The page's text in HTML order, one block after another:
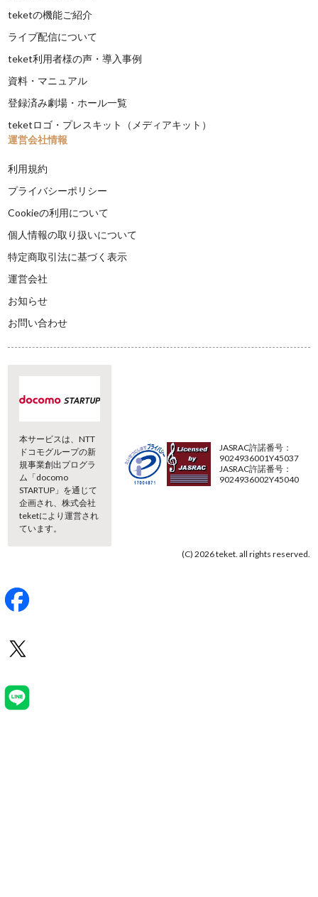
teketの機能ご紹介
ライブ配信について
teket利用者様の声・導入事例
資料・マニュアル
登録済み劇場・ホール一覧
teketロゴ・プレスキット（メディアキット）
運営会社情報
利用規約
プライバシーポリシー
Cookieの利用について
個人情報の取り扱いについて
特定商取引法に基づく表示
運営会社
お知らせ
お問い合わせ
本サービスは、NTT
ドコモグループの新
規事業創出プログラ
ム「docomo
STARTUP」を通じて
企画され、株式会社
teketにより運営され
ています。
JASRAC許諾番号：
9024936001Y45037
JASRAC許諾番号：
9024936002Y45040
(C) 2026 teket. all rights reserved.